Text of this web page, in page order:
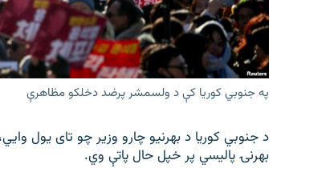
په جنوبي کوریا کې د ولسمشر پرضد دخلکو مظاهرې
د جنوبي کوریا د بهرنیو چارو وزیر چو تای یول
بهرنۍ پالیسي پر خپل حال پاتې وي.